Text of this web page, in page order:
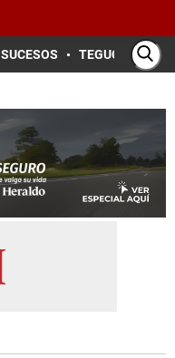
SUCESOS TEGUCIGALPA